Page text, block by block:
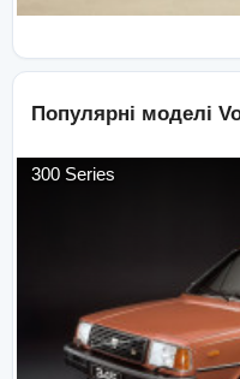
Популярні моделі
300 Series